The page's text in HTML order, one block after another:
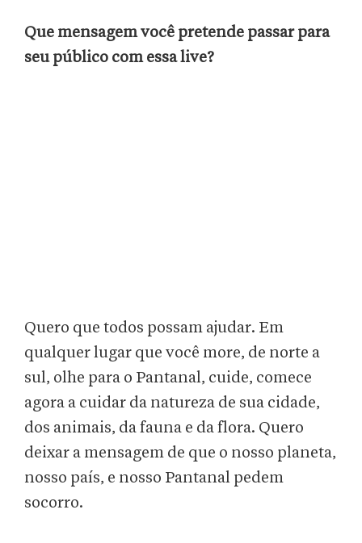
Que mensagem você pretende passar para
seu público com essa live?
Quero que todos possam ajudar. Em
qualquer lugar que você more, de norte a
sul, olhe para o Pantanal, cuide, comece
agora a cuidar da natureza de sua cidade,
dos animais, da fauna e da flora. Quero
deixar a mensagem de que o nosso planeta,
nosso país, e nosso Pantanal pedem
socorro.